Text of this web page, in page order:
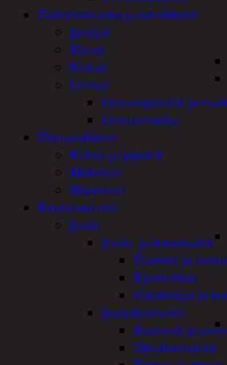
Eläintenruoka ja tarvikkeet
Jyrsijät
Kissat
Koirat
Linnut
Linnunpöntöt ja
Linnunruoka
Elintarvikkeet
Keksit ja piparit
Makeiset
Mausteet
Kausituotteet
Joulu
Joulu- ja kausivalot
Eläimet ja
Kyntteliköt
Valoketjut ja
Joulukoristeet
Kranssit ja
Oksakoristeet